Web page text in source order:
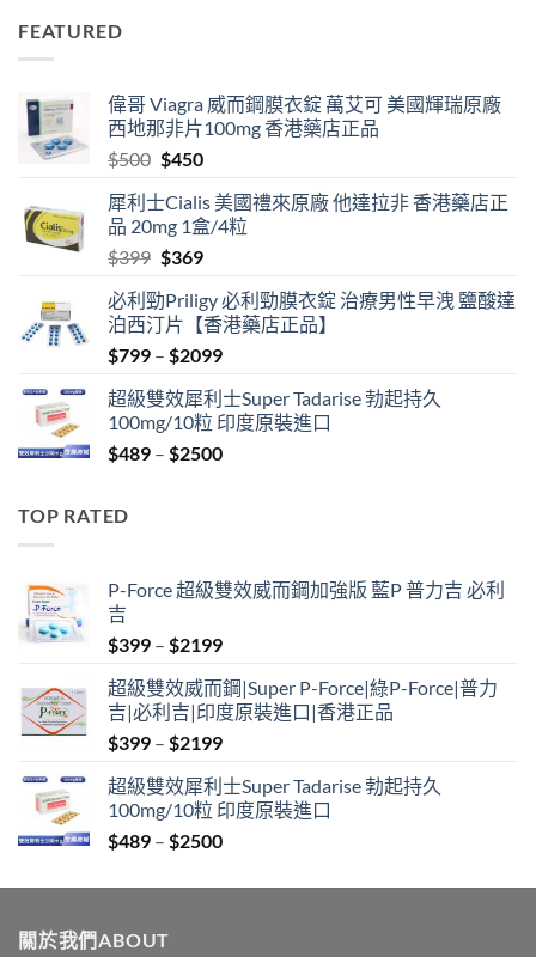
FEATURED
偉哥 Viagra 威而鋼膜衣錠 萬艾可 美國輝瑞原廠
西地那非片100mg 香港藥店正品
$500 Original
was:
$500.
$450Current
is:
$450.
犀利士Cialis 美國禮來原廠 他達拉非 香港藥店正
品 20mg 1盒/4粒
$399 Original
was:
$399.
$369Current
is:
$369.
必利勁Priligy 必利勁膜衣錠 治療男性早洩 鹽酸達
泊西汀片【香港藥店正品】
$799 – $2099Price
$799
through
$2099
超級雙效犀利士Super Tadarise 勃起持久
100mg/10粒 印度原裝進口
$489 – $2500Price
TOP RATED
P-Force 超級雙效威而鋼加強版 藍P 普力吉 必利
吉
$399 – $2199Price
$399
through
$2199
超級雙效威而鋼|Super P-Force|綠P-Force|普力
吉|必利吉|印度原裝進口|香港正品
$399 – $2199Price
$399
through
$2199
超級雙效犀利士Super Tadarise 勃起持久
100mg/10粒 印度原裝進口
$489 – $2500Price
$489
關於我們ABOUT